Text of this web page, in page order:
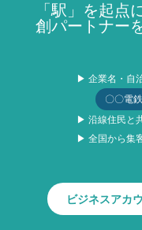
「駅」を起点
創パートナー
▶ 企業名・自
〇〇電鉄
▶ 沿線住民と
▶ 全国から集
ビジネスアカ